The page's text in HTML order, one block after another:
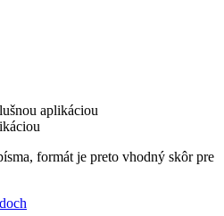
aplikáciou
formát je preto vhodný skôr pre